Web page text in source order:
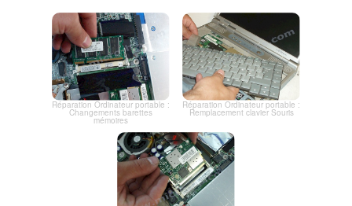
Réparation Ordinateur portable :
Changements barettes
mémoires
Réparation Ordinateur portable :
Remplacement clavier Souris